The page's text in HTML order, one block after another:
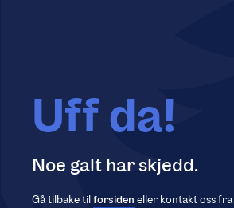
Uff da!
Noe galt har skjedd.
Gå tilbake tilforsiden eller kontakt oss fra